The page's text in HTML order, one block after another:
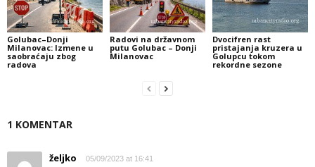
Golubac–Donji
Milanovac: Izmene u
saobraćaju zbog
radova
Radovi na državnom
putu Golubac – Donji
Milanovac
Dvocifren rast
pristajanja kruzera u
Golupcu tokom
rekordne sezone
1 KOMENTAR
željko 05/09/2023 at 16:41